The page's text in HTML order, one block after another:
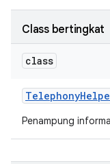
Class bertingkat
class
Telephony
Penampung